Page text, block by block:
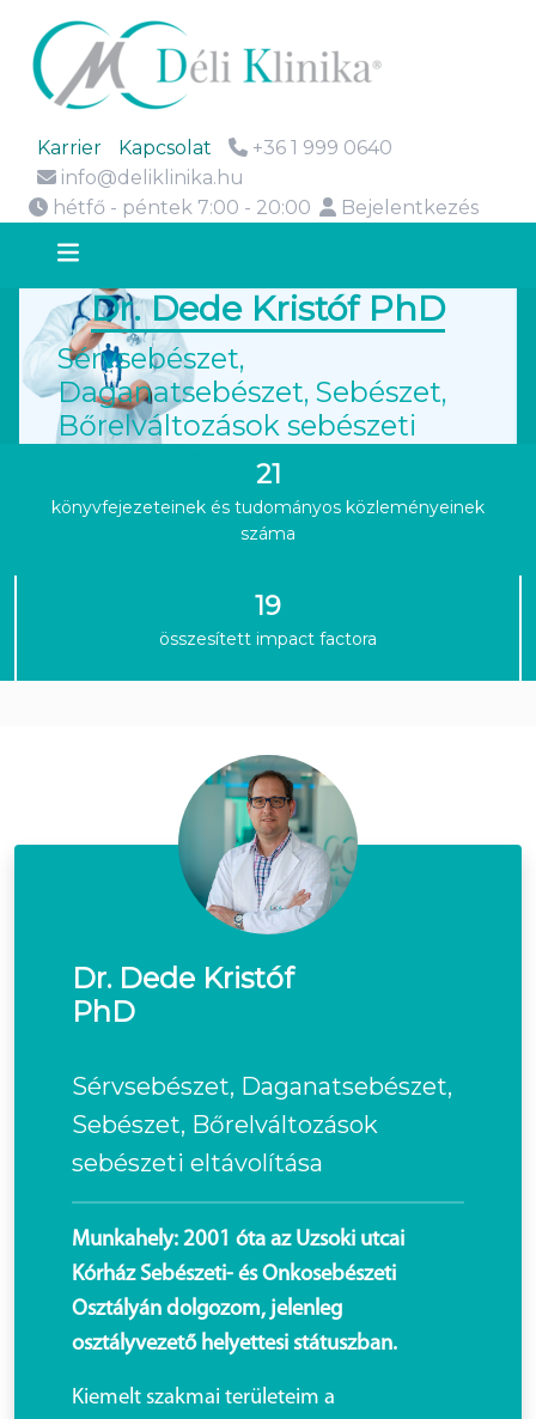
Karrier Kapcsolat
+36 1 999 0640
info@deliklinika.hu
hétfő - péntek 7:00 - 20:00
Bejelentkezés
Dr. Dede Kristóf PhD
Sérvsebészet,
Daganatsebészet, Sebészet,
Bőrelváltozások sebészeti
21
könyvfejezeteinek és tudományos közleményeinek
száma
19
összesített impact factora
Dr. Dede Kristóf
PhD
Sérvsebészet, Daganatsebészet,
Sebészet, Bőrelváltozások
sebészeti eltávolítása
Munkahely: 2001 óta az Uzsoki utcai
Kórház Sebészeti- és Onkosebészeti
Osztályán dolgozom, jelenleg
osztályvezető helyettesi státuszban.
Kiemelt szakmai területeim a